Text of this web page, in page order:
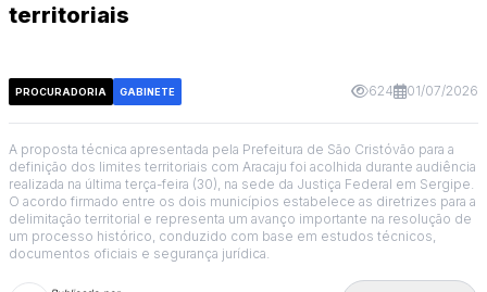
territoriais
PROCURADORIA GABINETE 624 01/07/2026
A proposta técnica apresentada pela Prefeitura de São Cristóvão para a
definição dos limites territoriais com Aracaju foi acolhida durante audiência
realizada na última terça-feira (30), na sede da Justiça Federal em Sergipe.
O acordo firmado entre os dois municípios estabelece as diretrizes para a
delimitação territorial e representa um avanço importante na resolução de
um processo histórico, conduzido com base em estudos técnicos,
documentos oficiais e segurança jurídica.